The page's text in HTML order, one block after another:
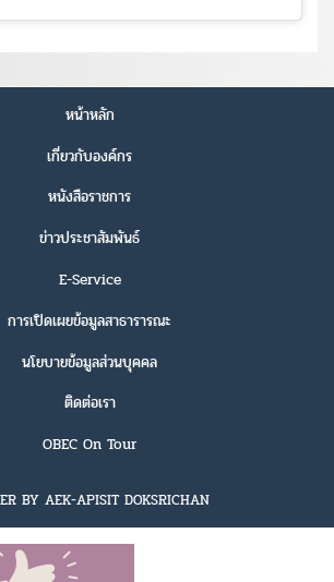
หน้าหลัก
เกี่ยวกับองค์กร
หนังสือราชการ
ข่าวประชาสัมพันธ์
E-Service
การเปิดเผยข้อมูลสาธารารณะ
นโยบายข้อมูลส่วนบุคคล
ติดต่อเรา
OBEC On Tour
BY AEK-APISIT DOKSRICHAN